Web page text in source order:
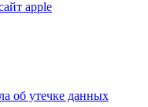
apple
об утечке данных